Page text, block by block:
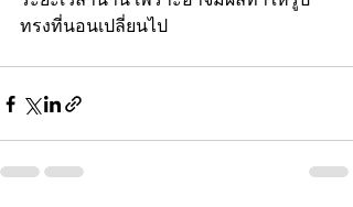
ทรงที่นอนเปลี่ยนไป